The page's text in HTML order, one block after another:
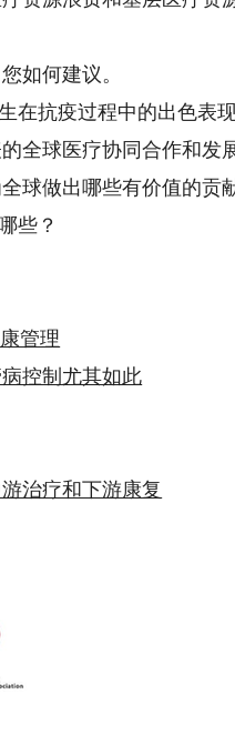
如何建议。
抗疫过程中的出色表
全球医疗协同合作和发
球做出哪些有价值的贡
些？
管理
控制尤其如此
治疗和下游康复